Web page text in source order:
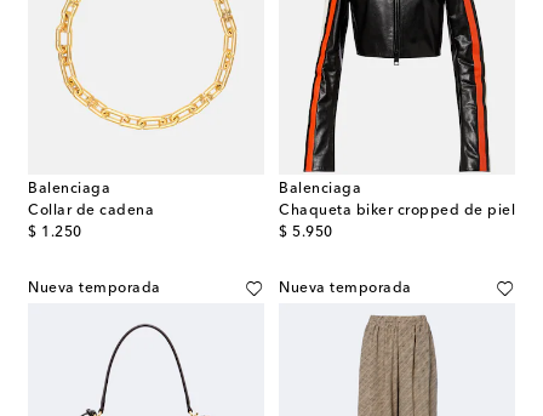
Balenciaga
Collar de cadena
$ 1.250
original price
Balenciaga
Chaqueta biker cropped de piel
$ 5.950
original price
Nueva temporada Nueva temporada